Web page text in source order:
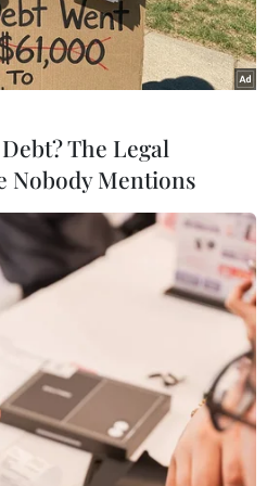
trình tư vấn du học Mỹ. (Ảnh:
sứ quán Mỹ cho biết,
Hoa Kỳ tại Việt Nam tìm
xuất sắc cho chương
Fulbright Hoa Kỳ-ASEAN
The Legal
Nobody Mentions